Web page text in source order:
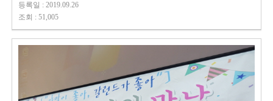
등록일 : 2019.09.26
조회 : 51,005